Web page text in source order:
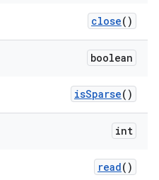
close()
boolean
isSparse()
int
read()